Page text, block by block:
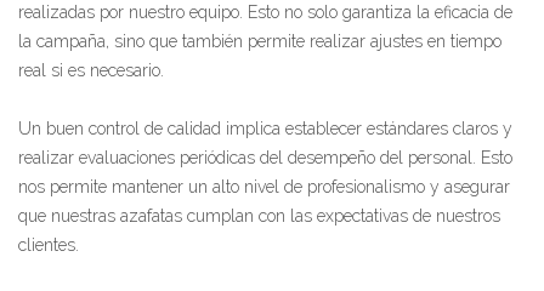
realizadas por nuestro equipo. Esto no solo garantiza la eficacia de
la campaña, sino que también permite realizar ajustes en tiempo
real si es necesario.
Un buen control de calidad implica establecer estándares claros y
realizar evaluaciones periódicas del desempeño del personal. Esto
nos permite mantener un alto nivel de profesionalismo y asegurar
que nuestras azafatas cumplan con las expectativas de nuestros
clientes.